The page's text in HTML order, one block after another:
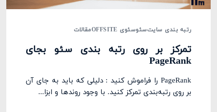
رتبه بندی سایتسئوسئوی OFFSITE مقالات
تمرکز بر روی رتبه بندی سئو بجای
PageRank
PageRank را فراموش کنید : دلیلی که باید به جای آن
بر روی رتبه‌بندی تمرکز کنید. با وجود روندها و ابزا...